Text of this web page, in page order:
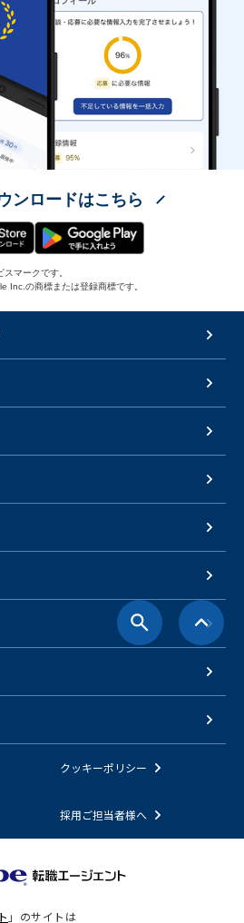
ンロードはこちら
マークです。
の商標または登録商標です。
クッキーポリシー
採用ご担当者様へ
」のサイトは